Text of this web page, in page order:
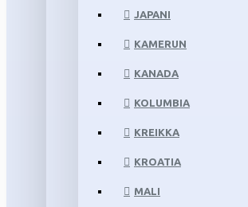
JAPANI
KAMERUN
KANADA
KOLUMBIA
KREIKKA
KROATIA
MALI